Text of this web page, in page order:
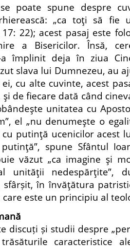
poate spune despre
„ca toţi să fie
17: 22); acest pasaj este
a Bisericilor. Însă,
a împlinit deja în ziua
slava lui Dumnezeu, au
cu alte cuvinte, acest
de fiecare dată când
unitatea cu
el „nu denumeşte o
putinţă ucenicilor acest
spune Sfântul
văzut „ca imagine şi
unităţii nedespărţite”,
sfârșit, în învăţătura
care este un principiu al
discuți și studii despre
caracteristice